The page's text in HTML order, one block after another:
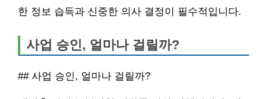
한 정보 습득과 신중한 의사 결정이 필수적입니다.
사업 승인, 얼마나 걸릴까?
## 사업 승인, 얼마나 걸릴까?